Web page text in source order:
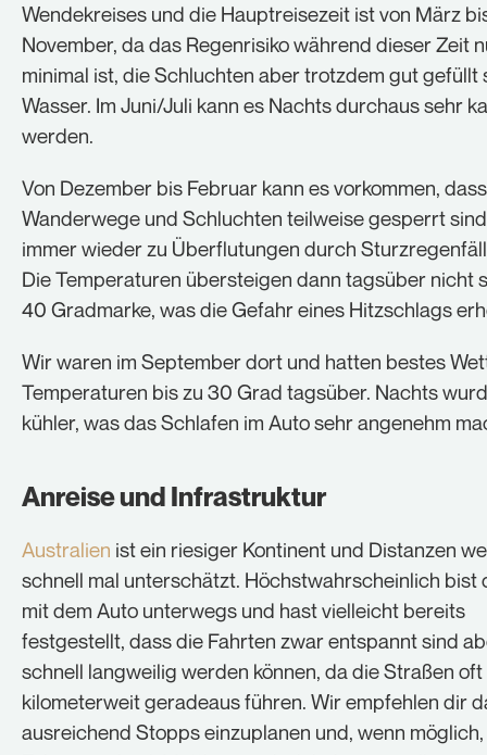
Wendekreises und die Hauptreisezeit ist von März
November, da das Regenrisiko während dieser Zeit
minimal ist, die Schluchten aber trotzdem gut gefüllt
Wasser. Im Juni/Juli kann es Nachts durchaus sehr
werden.
Von Dezember bis Februar kann es vorkommen, dass
Wanderwege und Schluchten teilweise gesperrt
immer wieder zu Überflutungen durch
Die Temperaturen übersteigen dann tagsüber nicht
40 Gradmarke, was die Gefahr eines Hitzschlags
Wir waren im September dort und hatten bestes
Temperaturen bis zu 30 Grad tagsüber. Nachts
kühler, was das Schlafen im Auto sehr angenehm
Anreise und Infrastruktur
Australien ist ein riesiger Kontinent und Distanzen
schnell mal unterschätzt. Höchstwahrscheinlich bist
mit dem Auto unterwegs und hast vielleicht bereits
festgestellt, dass die Fahrten zwar entspannt sind
schnell langweilig werden können, da die Straßen
kilometerweit geradeaus führen. Wir empfehlen dir
ausreichend Stopps einzuplanen und, wenn möglich,